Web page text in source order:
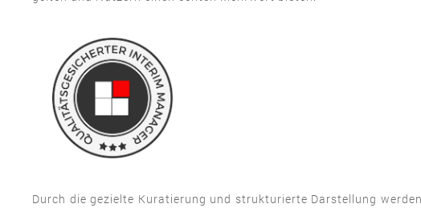
Durch die gezielte Kuratierung und strukturierte Darstellung